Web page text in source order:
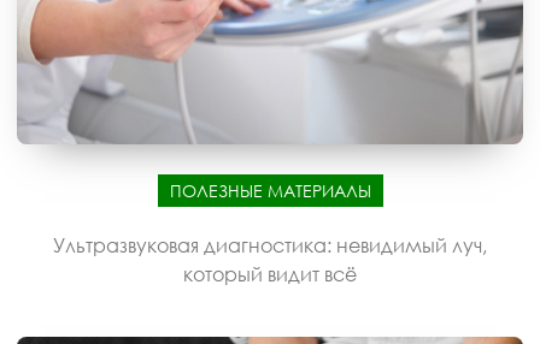
ПОЛЕЗНЫЕ МАТЕРИАЛЫ
Ультразвуковая диагностика: невидимый луч,
который видит всё